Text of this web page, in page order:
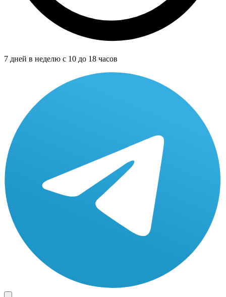
7 дней в неделю с 10 до 18 часов